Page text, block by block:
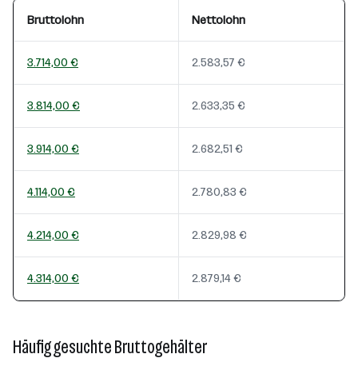
Bruttolohn Nettolohn
3.714,00 € 2.583,57 €
3.814,00 € 2.633,35 €
3.914,00 € 2.682,51 €
4.114,00 € 2.780,83 €
4.214,00 € 2.829,98 €
4.314,00 € 2.879,14 €
Häufig gesuchte Bruttogehälter